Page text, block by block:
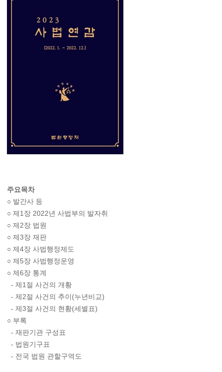
주요목차
○ 발간사 등
○ 제1장 2022년 사법부의 발자취
○ 제2장 법원
○ 제3장 재판
○ 제4장 사법행정제도
○ 제5장 사법행정운영
○ 제6장 통계
- 제1절 사건의 개황
- 제2절 사건의 추이(누년비교)
- 제3절 사건의 현황(세별표)
○ 부록
- 재판기관 구성표
- 법원기구표
- 전국 법원 관할구역도